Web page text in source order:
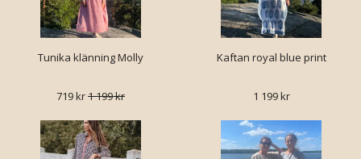
Tunika klänning Molly
719 kr1 199 kr
Kaftan royal blue print
1 199 kr